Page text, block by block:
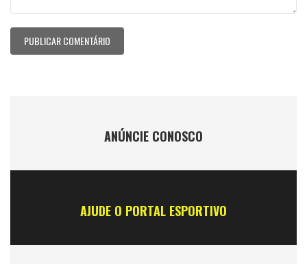
ANÚNCIE CONOSCO
AJUDE O PORTAL ESPORTIVO